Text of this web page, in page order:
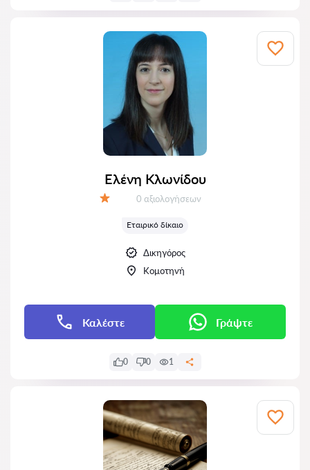
Ελένη Κλωνίδου
Αξιολογήσεις:
0 αξιολογήσεων
Εταιρικό δίκαιο
Δικηγόρος
Κομοτηνή
Καλέστε Γράψτε
0 0 1